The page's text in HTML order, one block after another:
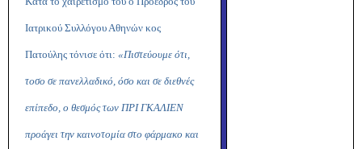
Ιατρικού Συλλόγου Αθηνών κος
Πατούλης τόνισε ότι: «Πιστεύουμε ότι,
τοσο σε πανελλαδικό, όσο και σε διεθνές
επίπεδο, ο θεσμός των ΠΡΙ ΓΚΑΛΙΕΝ
προάγει την καινοτομία στο φάρμακο και